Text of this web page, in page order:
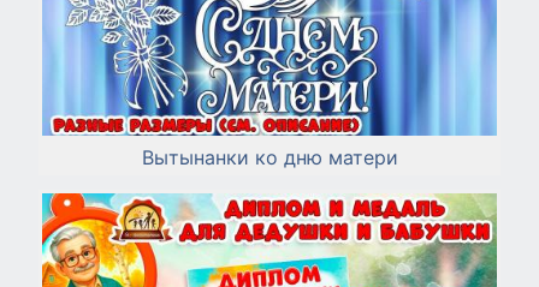
Вытынанки ко дню матери